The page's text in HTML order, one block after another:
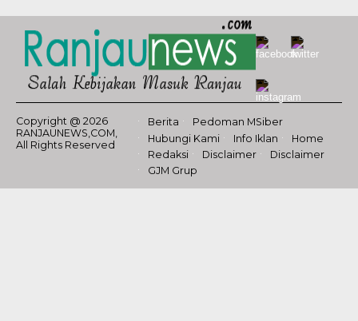
Copyright @ 2026
RANJAUNEWS,COM,
All Rights Reserved
Berita
Pedoman MSiber
Hubungi Kami
Info Iklan
Home
Redaksi
Disclaimer
Disclaimer
GJM Grup